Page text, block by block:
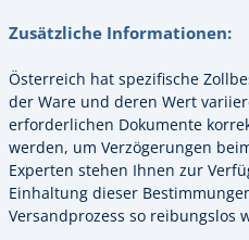
Zusätzliche Informationen:
Österreich hat spezifische
der Ware und deren Wert
erforderlichen Dokumente
werden, um Verzögerungen
Experten stehen Ihnen zur
Einhaltung dieser
Versandprozess so reibungslos